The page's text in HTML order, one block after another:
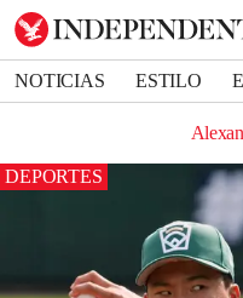
NOTICIAS ESTILO
DEPORTES